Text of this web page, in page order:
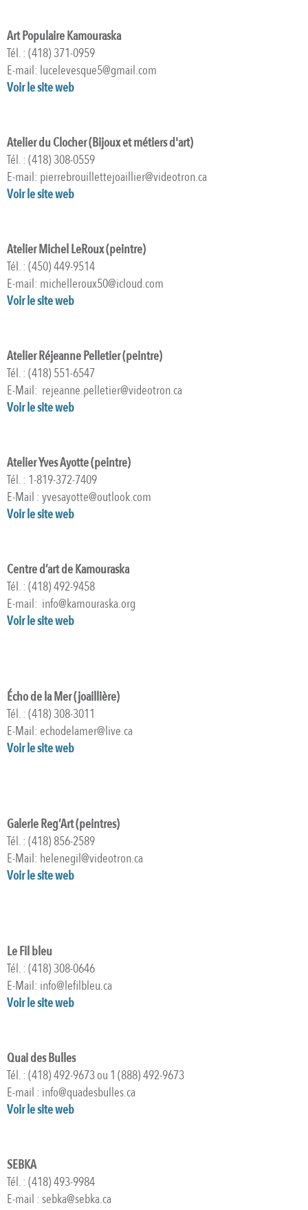
Art Populaire Kamouraska
Tél. : (418) 371-0959
E-mail: lucelevesque5@gmail.com
Voir le site web
Atelier du Clocher (Bijoux et métiers d'art)
Tél. : (418) 308-0559
E-mail: pierrebrouillettejoaillier@videotron.ca
Voir le site web
Atelier Michel LeRoux (peintre)
Tél. : (450) 449-9514
E-mail: michelleroux50@icloud.com
Voir le site web
Atelier Réjeanne Pelletier (peintre)
Tél. : (418) 551-6547
E-Mail: rejeanne.pelletier@videotron.ca
Voir le site web
Atelier Yves Ayotte (peintre)
Tél. : 1-819-372-7409
E-Mail : yvesayotte@outlook.com
Voir le site web
Centre d’art de Kamouraska
Tél. : (418) 492-9458
E-mail: info@kamouraska.org
Voir le site web
Écho de la Mer (joaillière)
Tél. : (418) 308-3011
E-Mail: echodelamer@live.ca
Voir le site web
Galerie Reg’Art (peintres)
Tél. : (418) 856-2589
E-Mail: helenegil@videotron.ca
Voir le site web
Le Fil bleu
Tél. : (418) 308-0646
E-Mail: info@lefilbleu.ca
Voir le site web
Quai des Bulles
Tél. : (418) 492-9673 ou 1 (888) 492-9673
E-mail : info@quadesbulles.ca
Voir le site web
SEBKA
Tél. : (418) 493-9984
E-mail : sebka@sebka.ca